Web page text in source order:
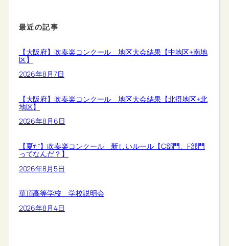
最近の記事
【大阪府】吹奏楽コンクール 地区大会結果【中地区+南地
区】
2026年8月7日
【大阪府】吹奏楽コンクール 地区大会結果【北摂地区+北
地区】
2026年8月6日
【夏だ】吹奏楽コンクール 新しいルール【C部門、F部門
ってなんだ？】
2026年8月5日
華頂高等学校 学校説明会
2026年8月4日